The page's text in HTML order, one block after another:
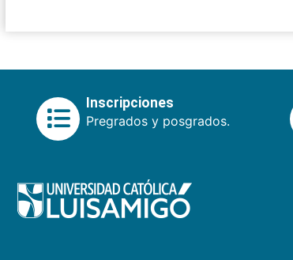
Inscripciones
Pregrados y posgrados.